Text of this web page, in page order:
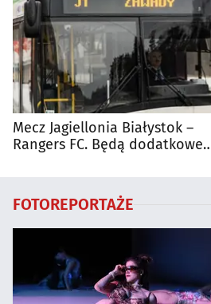
Mecz Jagiellonia Białystok –
Rangers FC. Będą dodatkowe
FOTOREPORTAŻE